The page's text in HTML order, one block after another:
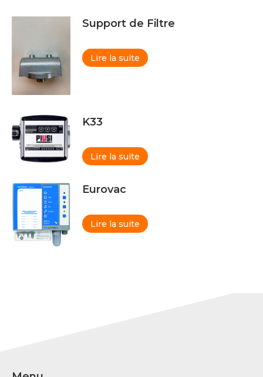
Support de Filtre
Lire la suite
K33
Lire la suite
Eurovac
Lire la suite